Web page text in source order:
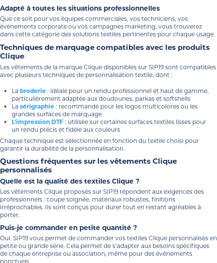
Adapté à toutes les situations professionnelles
Que ce soit pour vos équipes commerciales, vos techniciens, vos
événements corporate ou vos campagnes marketing, vous trouverez
dans cette catégorie des solutions textiles pertinentes pour chaque usage.
Techniques de marquage compatibles avec les produits
Clique
Les vêtements de la marque Clique disponibles sur SIP19 sont compatibles
avec plusieurs techniques de personnalisation textile, dont :
La broderie : idéale pour un rendu professionnel et haut de gamme,
particulièrement adaptée aux doudounes, parkas et softshells
La sérigraphie : recommandé pour les logos multicolores ou les
grandes surfaces de marquage
L’impression DTF : utilisée sur certaines surfaces textiles lisses pour
un rendu précis et fidèle aux couleurs
Chaque technique est sélectionnée en fonction du textile choisi pour
garantir la durabilité de la personnalisation.
Questions fréquentes sur les vêtements Clique
personnalisés
Quelle est la qualité des textiles Clique ?
Les vêtements Clique proposés sur SIP19 répondent aux exigences des
professionnels : coupe soignée, matériaux robustes, finitions
irréprochables. Ils sont conçus pour durer tout en restant agréables à
porter.
Puis-je commander en petite quantité ?
Oui. SIP19 vous permet de commander vos textiles Clique personnalisés en
petite ou grande série. Cela permet de s’adapter aux besoins spécifiques
de chaque entreprise ou association, même pour des événements
ponctuels.